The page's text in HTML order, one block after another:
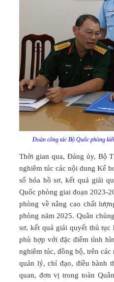
Đoàn công tác Bộ Quốc phòng
Thời gian qua, Đảng ủy, Bộ
nghiêm túc các nội dung Kế
số hóa hồ sơ, kết quả giải
Quốc phòng giai đoạn 2023-
phòng về nâng cao chất
phòng năm 2025. Quân
sơ, kết quả giải quyết thủ tục
phù hợp với đặc điểm tình
nghiêm túc, đồng bộ, trên
quản lý, chỉ đạo, điều hành
quan, đơn vị trong toàn